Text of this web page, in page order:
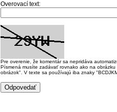
Overovací text:
Pre overenie, že komentár sa nepridáva
Písmená musíte zadávať rovnako ako na
obrázok". V texte sa používajú iba znaky